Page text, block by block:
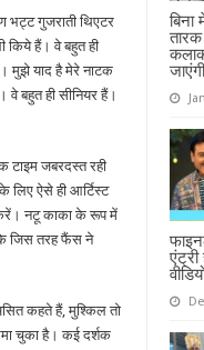
एंट्री
भट्ट गुजराती थिएटर
किये हैं। वे बहुत ही
मुझे याद है मेरे नाटक
बहुत ही सीनियर हैं।
जबरदस्त रही
लिए ऐसे ही आर्टिस्ट
नटू काका के रूप में
जिस तरह फैंस ने
कहते हैं, मुश्किल तो
चुका है। कई दर्शक